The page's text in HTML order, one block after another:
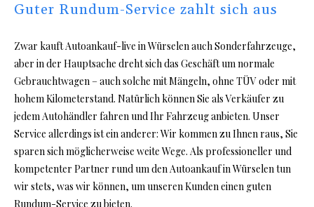
Guter Rundum-Service zahlt sich aus
Zwar kauft Autoankauf-live in Würselen auch Sonderfahrzeuge,
aber in der Hauptsache dreht sich das Geschäft um normale
Gebrauchtwagen – auch solche mit Mängeln, ohne TÜV oder mit
hohem Kilometerstand. Natürlich können Sie als Verkäufer zu
jedem Autohändler fahren und Ihr Fahrzeug anbieten. Unser
Service allerdings ist ein anderer: Wir kommen zu Ihnen raus, Sie
sparen sich möglicherweise weite Wege. Als professioneller und
kompetenter Partner rund um den Autoankauf in Würselen tun
wir stets, was wir können, um unseren Kunden einen guten
Rundum-Service zu bieten.